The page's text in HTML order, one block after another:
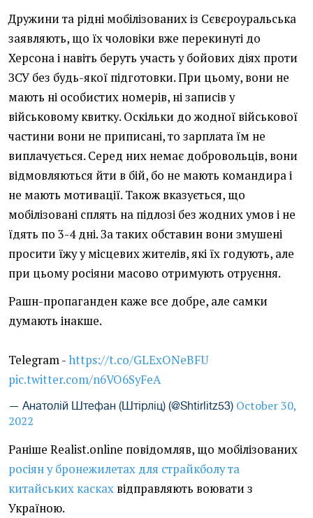
Дружини та рідні мобілізованих із Сєвєроуральська
заявляють, що їх чоловіки вже перекинуті до
Херсона і навіть беруть участь у бойових діях проти
ЗСУ без будь-якої підготовки. При цьому, вони не
мають ні особистих номерів, ні записів у
військовому квитку. Оскільки до жодної військової
частини вони не приписані, то зарплата їм не
виплачується. Серед них немає добровольців, вони
відмовляються йти в бій, бо не мають командира і
не мають мотивації. Також вказується, що
мобілізовані сплять на підлозі без жодних умов і не
їдять по 3-4 дні. За таких обставин вони змушені
просити їжу у місцевих жителів, які їх годують, але
при цьому росіяни масово отримують отруєння.
Рашн-пропаганден каже все добре, але самки
думають інакше.
Telegram -https://t.co/GLExONeBFU
pic.twitter.com/n6VO6SyFeA
— Анатолій Штефан (Штірліц) (@Shtirlitz53) October 30,
2022
Раніше Realist.online повідомляв, що мобілізованих
росіян у бронежилетах для страйкболу та
китайських касках відправляють воювати з
Україною.